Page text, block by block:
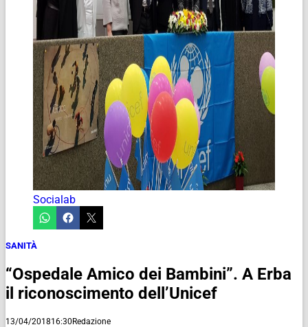
Socialab
SANITÀ
“Ospedale Amico dei Bambini”. A Erba
il riconoscimento dell’Unicef
13/04/201816:30Redazione